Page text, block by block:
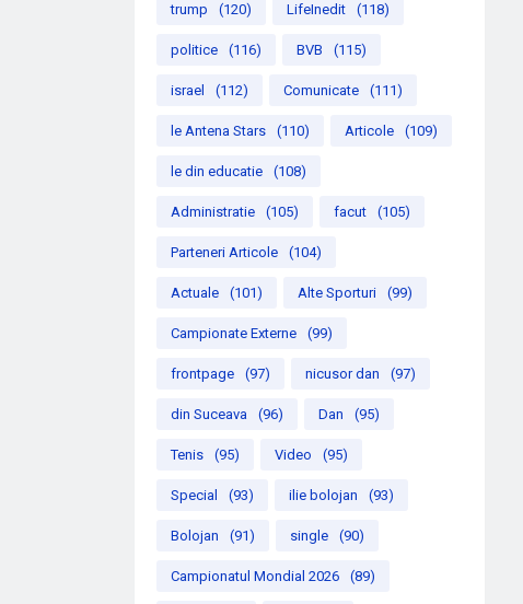
trump (120) LifeInedit (118)
politice (116) BVB (115)
israel (112) Comunicate (111)
le Antena Stars (110) Articole (109)
le din educatie (108)
Administratie (105) facut (105)
Parteneri Articole (104)
Actuale (101) Alte Sporturi (99)
Campionate Externe (99)
frontpage (97) nicusor dan (97)
din Suceava (96) Dan (95)
Tenis (95) Video (95)
Special (93) ilie bolojan (93)
Bolojan (91) single (90)
Campionatul Mondial 2026 (89)